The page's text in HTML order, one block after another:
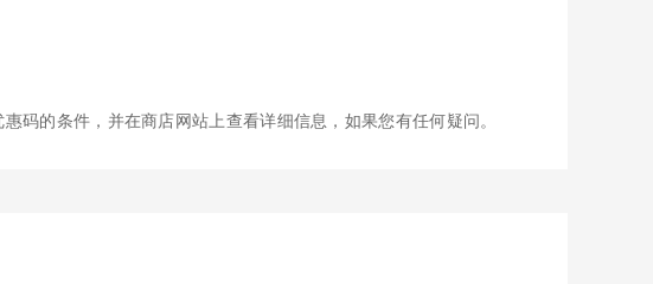
码的条件，并在商店网站上查看详细信息，如果您有任何疑问。